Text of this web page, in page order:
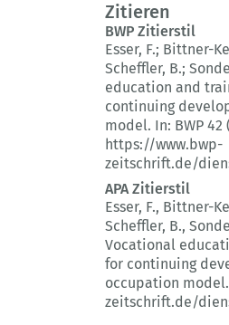
Zitieren
BWP Zitierstil
Esser, F.; Bittner-
Scheffler, B.;
education and
continuing
model. In: BWP 42
https://www.bwp-
zeitschrift.de/
APA Zitierstil
Esser, F., Bittner-
Scheffler, B.,
Vocational
for continuing
occupation model.
zeitschrift.de/